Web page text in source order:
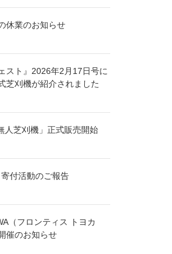
休業のお知らせ
スト』2026年2月17日号に
芝刈機が紹介されました
人芝刈機」正式販売開始
寄付活動のご報告
（フロンティス トヨカ
催のお知らせ